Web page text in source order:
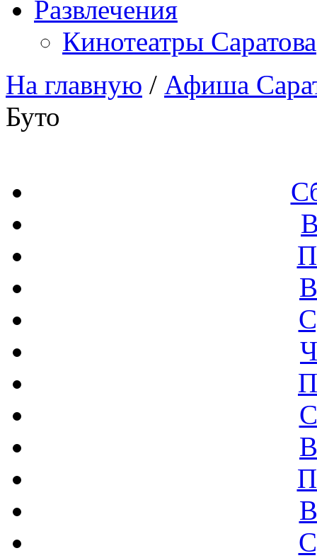
Развлечения
Кинотеатры Саратова
На главную / Афиша
Буто